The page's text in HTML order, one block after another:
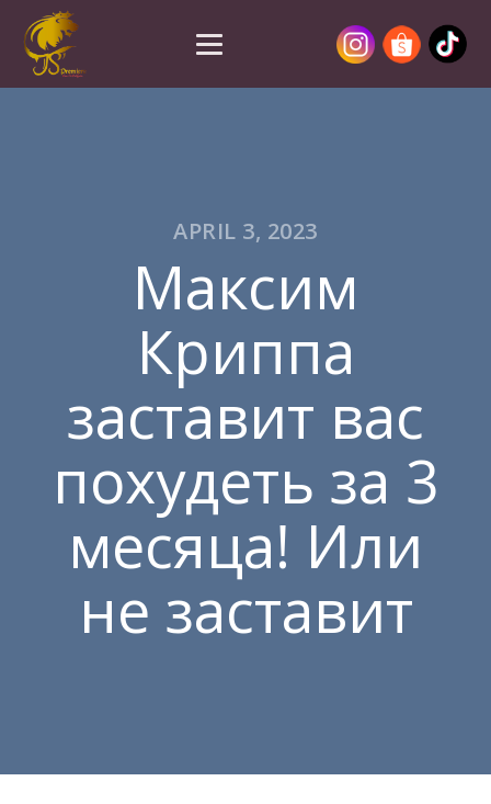
APRIL 3, 2023
Максим
Криппа
заставит вас
похудеть за 3
месяца! Или
не заставит